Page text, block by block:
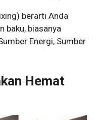
berarti Anda
baku, biasanya
Energi, Sumber
Hemat